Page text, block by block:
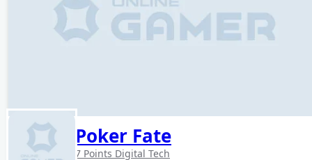
Poker Fate
7 Points Digital Tech